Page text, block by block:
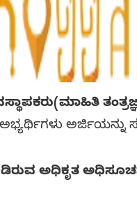
ಅರ್ಜಿಯನ್ನು
ಅಧಿಕೃತ